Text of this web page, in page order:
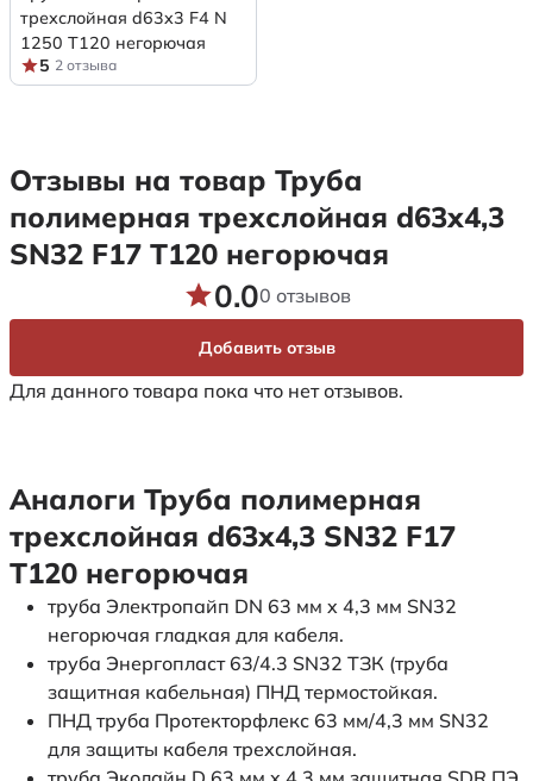
трехслойная d63x3 F4 N
1250 Т120 негорючая
5 2 отзыва
Отзывы на товар Труба
полимерная трехслойная d63х4,3
SN32 F17 Т120 негорючая
Для данного товара пока что нет отзывов.
0.00 отзывов
Добавить отзыв
Аналоги Труба полимерная
трехслойная d63х4,3 SN32 F17
Т120 негорючая
труба Электропайп DN 63 мм x 4,3 мм SN32
негорючая гладкая для кабеля.
труба Энергопласт 63/4.3 SN32 ТЗК (труба
защитная кабельная) ПНД термостойкая.
ПНД труба Протекторфлекс 63 мм/4,3 мм SN32
для защиты кабеля трехслойная.